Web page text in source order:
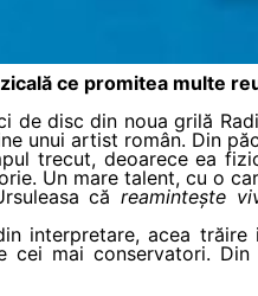
ce promitea multe
de disc din noua grilă
unui artist român. Din
trecut, deoarece ea
Un mare talent, cu o
căreamintește
interpretare, acea
cei mai conservatori.